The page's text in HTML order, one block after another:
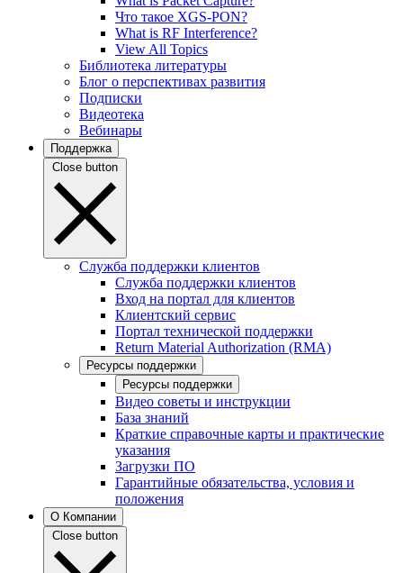
Что такое XGS-PON?
What is RF Interference?
View All Topics
Библиотека литературы
Блог о перспективах развития
Подписки
Видеотека
Вебинары
Поддержка
Close button
Служба поддержки клиентов
Служба поддержки клиентов
Вход на портал для клиентов
Клиентский сервис
Портал технической поддержки
Return Material Authorization (RMA)
Ресурсы поддержки
Ресурсы поддержки
Видео советы и инструкции
База знаний
Краткие справочные карты и практические
указания
Загрузки ПО
Гарантийные обязательства, условия и
положения
О Компании
Close button